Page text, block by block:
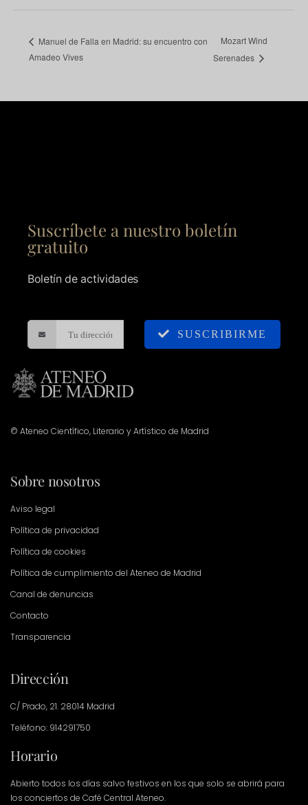
Manuel de Falla en Madrid: su encuentro con
Amadeo Vives
Mozart Wind
Serenades
Suscríbete a nuestro boletín
gratuito
Boletín de actividades
SUSCRIBIRME
© Ateneo Científico, Literario y Artístico de Madrid
Sobre nosotros
Aviso legal
Política de privacidad
Política de cookies
Política de cumplimiento del Ateneo de Madrid
Canal de denuncias
Contacto
Transparencia
Dirección
C/ Prado, 21. 28014 Madrid
Teléfono: 914291750
Horario
Abierto todos los días salvo festivos en los que solo se abrirá para
los conciertos de Café Central Ateneo.